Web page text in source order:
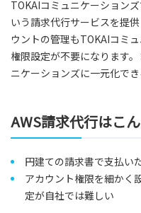
TOKAIコミュニケーション
いう請求代行サービスを提
ウントの管理もTOKAIコミ
権限設定が不要になります
ニケーションズに一元化で
AWS請求代行はこ
円建ての請求書で支払い
アカウント権限を細かく
定が自社では難しい